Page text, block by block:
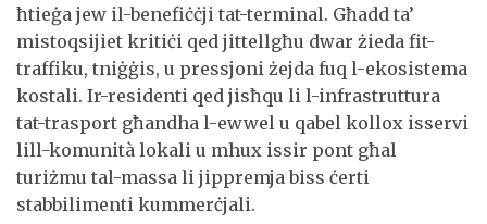
ħtieġa jew il-benefiċċji tat-terminal. Għadd ta’
mistoqsijiet kritiċi qed jittellgħu dwar żieda fit-
traffiku, tniġġis, u pressjoni żejda fuq l-ekosistema
kostali. Ir-residenti qed jisħqu li l-infrastruttura
tat-trasport għandha l-ewwel u qabel kollox isservi
lill-komunità lokali u mhux issir pont għal
turiżmu tal-massa li jippremja biss ċerti
stabbilimenti kummerċjali.